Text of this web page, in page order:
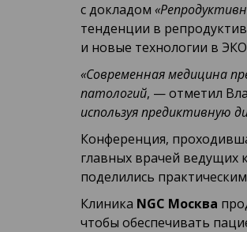
с докладом
тенденции в
и новые технологии в
«Современная медицина
патологий, — отметил
используя предиктивную
Конференция,
главных врачей ведущих
поделились
Клиника NGC Москва
чтобы обеспечивать